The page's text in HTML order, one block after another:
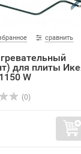
сравнить
для плиты
W
(0)